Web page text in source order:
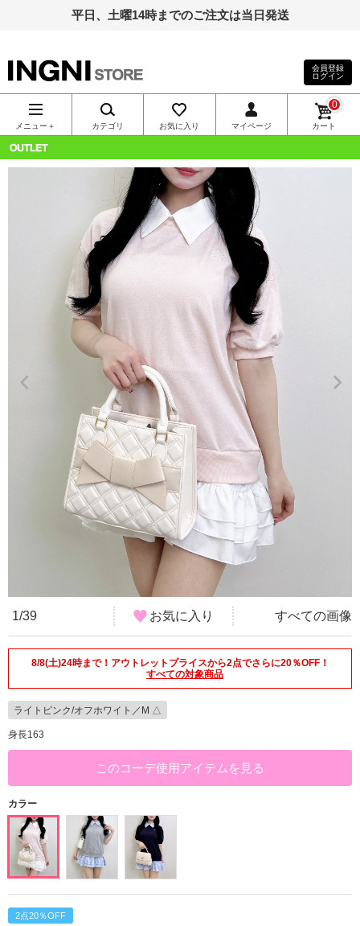
平日、土曜14時までのご注文は当日発送
INGNI（イン
グ）公式通
販｜INGNI
会員登録
ログイン
メニュー＋ カテゴリ お気に入り マイページ カート
0
OUTLET
1/39 お気に入り すべての画像
8/8(土)24時まで！アウトレットプライスから2点でさらに20％OFF！
すべての対象商品
ライトピンク/オフホワイト／M △
身長163
このコーデ使用アイテムを見る
カラー
2点20％OFF